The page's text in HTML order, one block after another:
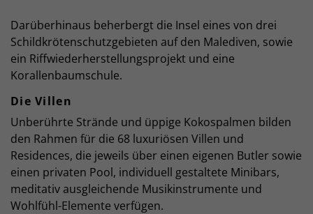
Darüberhinaus beherbergt die Insel eines von drei
Schildkrötenschutzgebieten auf den Malediven, sowie
ein Riffwiederherstellungsprojekt und eine
Korallenbaumschule.
Die Villen
Unberührte Strände und üppige Kokospalmen bilden
den Rahmen für die 68 luxuriösen Villen und
Residences, die jeweils über einen eigenen Butler sowie
einen privaten Pool, individuell gestaltete Minibars,
meditativ ausgleichende Musikinstrumente und
Wohlfühl-Elemente verfügen.